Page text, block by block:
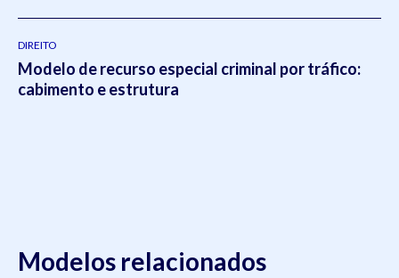
DIREITO
Modelo de recurso especial criminal por tráfico:
cabimento e estrutura
Modelos relacionados